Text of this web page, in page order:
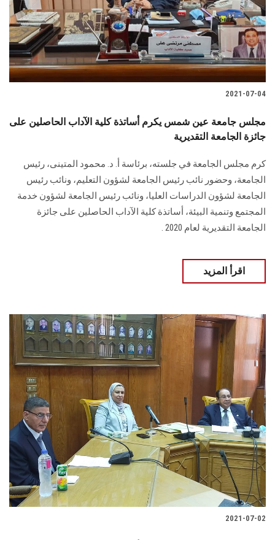
2021-07-04
مجلس جامعة عين شمس يكرم أساتذة كلية الآداب الحاصلين على
جائزة الجامعة التقديرية
كرم مجلس الجامعة في جلسته، برئاسة أ. د. محمود المتينى، رئيس
الجامعة، وحضور نائب رئيس الجامعة لشؤون التعليم، ونائب رئيس
الجامعة لشؤون الدراسات العليا، ونائب رئيس الجامعة لشؤون خدمة
المجتمع وتنمية البيئة، أساتذة كلية الآداب الحاصلين على جائزة
الجامعة التقديرية لعام 2020 .
اقرأ المزيد
2021-07-02